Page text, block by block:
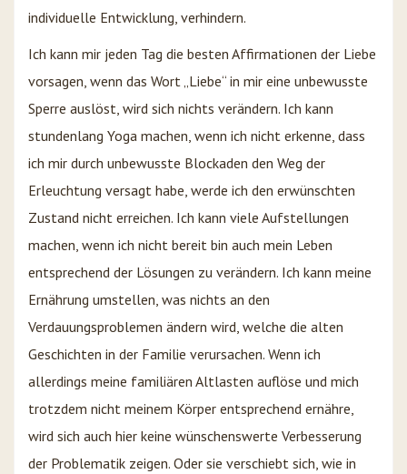
individuelle Entwicklung, verhindern.
Ich kann mir jeden Tag die besten Affirmationen der Liebe
vorsagen, wenn das Wort „Liebe“ in mir eine unbewusste
Sperre auslöst, wird sich nichts verändern. Ich kann
stundenlang Yoga machen, wenn ich nicht erkenne, dass
ich mir durch unbewusste Blockaden den Weg der
Erleuchtung versagt habe, werde ich den erwünschten
Zustand nicht erreichen. Ich kann viele Aufstellungen
machen, wenn ich nicht bereit bin auch mein Leben
entsprechend der Lösungen zu verändern. Ich kann meine
Ernährung umstellen, was nichts an den
Verdauungsproblemen ändern wird, welche die alten
Geschichten in der Familie verursachen. Wenn ich
allerdings meine familiären Altlasten auflöse und mich
trotzdem nicht meinem Körper entsprechend ernähre,
wird sich auch hier keine wünschenswerte Verbesserung
der Problematik zeigen. Oder sie verschiebt sich, wie in